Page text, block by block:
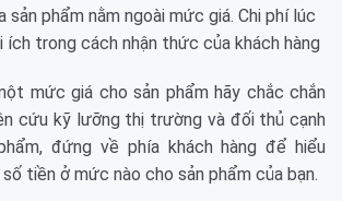
sản phẩm nằm ngoài mức giá. Chi phí lúc
ích trong cách nhận thức của khách hàng
mức giá cho sản phẩm hãy chắc chắn
cứu kỹ lưỡng thị trường và đối thủ cạnh
đứng về phía khách hàng để hiểu
tiền ở mức nào cho sản phẩm của bạn.